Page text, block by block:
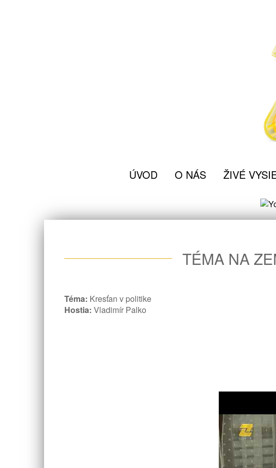
ÚVOD O NÁS ŽIVÉ
TÉMA NA
Téma: Kresťan v politike
Hostia: Vladimír Palko